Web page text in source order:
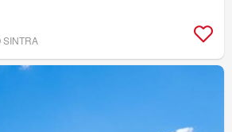
SINTRA